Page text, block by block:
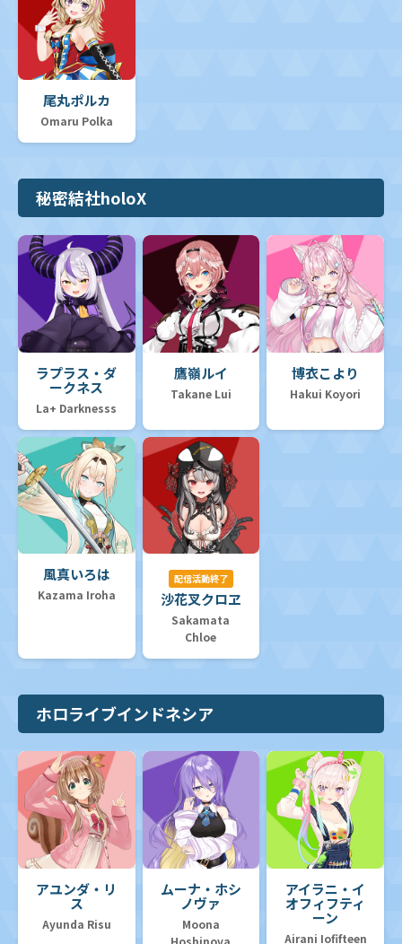
尾丸ポルカ
Omaru Polka
秘密結社holoX
ラプラス・ダ
ークネス
La+ Darknesss
鷹嶺ルイ
Takane Lui
博衣こより
Hakui Koyori
風真いろは
Kazama Iroha
配信活動終了
沙花叉クロヱ
Sakamata
Chloe
ホロライブインドネシア
アユンダ・リ
ス
Ayunda Risu
ムーナ・ホシ
ノヴァ
Moona
アイラニ・イ
オフィフティ
ーン
Airani Iofifteen